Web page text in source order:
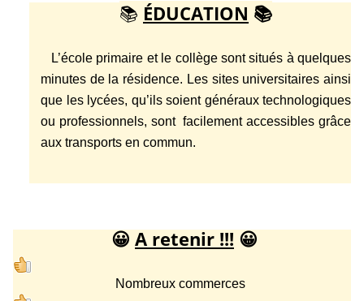
📚 ÉDUCATION 📚
L’école primaire et le collège sont situés à quelques
minutes de la résidence. Les sites universitaires ainsi
que les lycées, qu’ils soient généraux technologiques
ou professionnels, sont facilement accessibles grâce
aux transports en commun.
😀 A retenir !!! 😀
Nombreux commerces